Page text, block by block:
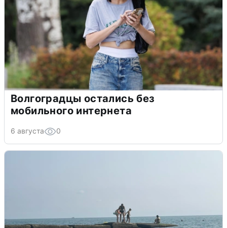
Волгоградцы остались без
мобильного интернета
6 августа 0